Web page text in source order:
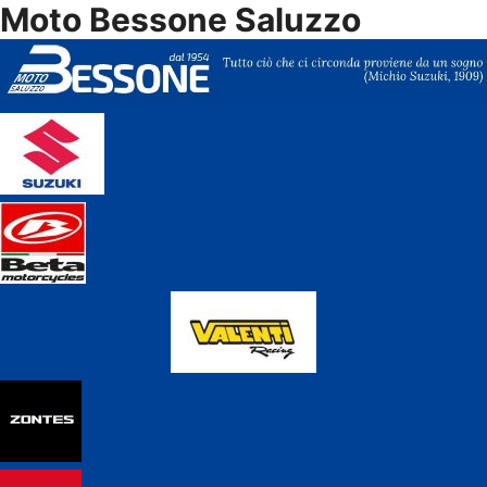
Vai
al
contenuto
Moto Bessone Saluzzo